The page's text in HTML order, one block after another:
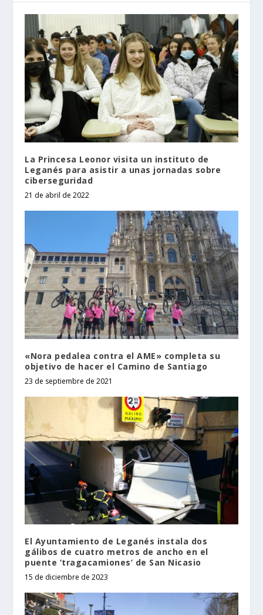
La Princesa Leonor visita un instituto de
Leganés para asistir a unas jornadas sobre
ciberseguridad
21 de abril de 2022
«Nora pedalea contra el AME» completa su
objetivo de hacer el Camino de Santiago
23 de septiembre de 2021
El Ayuntamiento de Leganés instala dos
gálibos de cuatro metros de ancho en el
puente ‘tragacamiones’ de San Nicasio
15 de diciembre de 2023